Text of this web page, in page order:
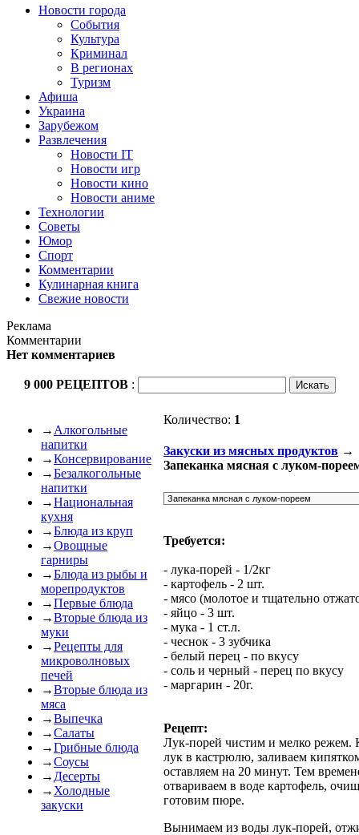
Новости города
События
Культура
Криминал
В регионах
Туризм
Афиша
Украина
Зарубежом
Развлечения
Новости IT
Новости игр
Новости кино
Новости аниме
Технологии
Советы
Юмор
Спорт
Комментарии
Кулинарная книга
Свежие новости
Реклама
Комментарии
Нет комментариев
9 000 РЕЦЕПТОВ :
→ Алкогольные
напитки
→Консервирование
→Безалкогольные
напитки
→Национальная
кухня
→Блюда из круп
→Овощные
гарниры
→Блюда из рыбы и
морепродуктов
→Первые блюда
→Вторые блюда из
муки
→Рецепты для
микроволновых
печей
→Вторые блюда из
мяса
→Выпечка
→Салаты
→Грибные блюда
→Соусы
→ Десерты
→ Холодные
закуски
Количество: 1
Закуски из мясных продуктов →
Запеканка мясная с луком-
Требуется:
- лука-порей - 1/2кг
- картофель - 2 шт.
- мясо (молотое и тщательно
- яйцо - 3 шт.
- мука - 1 ст.л.
- чеснок - 3 зубчика
- белый перец - по вкусу
- соль и черный - перец по вкусу
- маргарин - 20г.
Рецепт:
Лук-порей чистим и мелко режем.
лук в кастрюлю, заливаем
оставляем на 20 минут. Тем
отвариваем в воде картофель,
готовим пюре.
Вынимаем из воды лук-порей,